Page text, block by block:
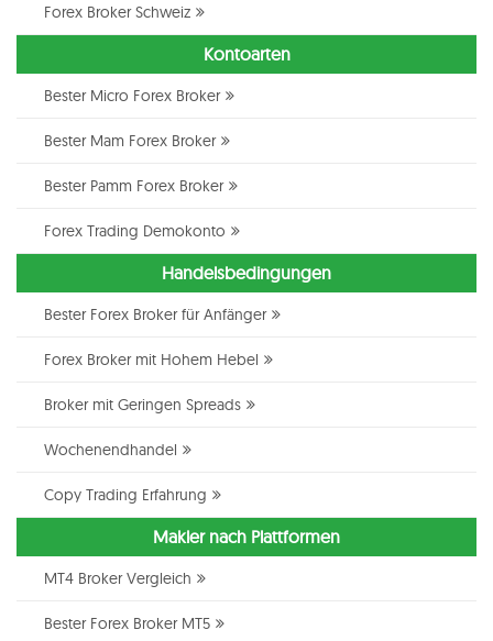
Forex Broker Schweiz
Kontoarten
Bester Micro Forex Broker
Bester Mam Forex Broker
Bester Pamm Forex Broker
Forex Trading Demokonto
Handelsbedingungen
Bester Forex Broker für Anfänger
Forex Broker mit Hohem Hebel
Broker mit Geringen Spreads
Wochenendhandel
Copy Trading Erfahrung
Makler nach Plattformen
MT4 Broker Vergleich
Bester Forex Broker MT5